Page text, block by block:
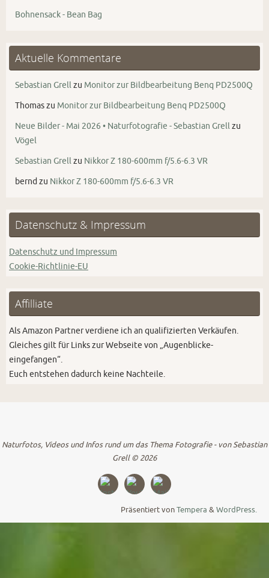
Bohnensack - Bean Bag
Aktuelle Kommentare
Sebastian Grellzu Monitor zur Bildbearbeitung Benq PD2500Q
Thomaszu Monitor zur Bildbearbeitung Benq PD2500Q
Neue Bilder - Mai 2026 • Naturfotografie - Sebastian Grellzu
Vögel
Sebastian Grellzu Nikkor Z 180-600mm f/5.6-6.3 VR
bernd zu Nikkor Z 180-600mm f/5.6-6.3 VR
Datenschutz & Impressum
Datenschutz und Impressum
Cookie-Richtlinie-EU
Affilliate
Als Amazon Partner verdiene ich an qualifizierten Verkäufen.
Gleiches gilt für Links zur Webseite von „Augenblicke-
eingefangen“.
Euch entstehen dadurch keine Nachteile.
Naturfotos, Videos und Infos rund um das Thema Fotografie - von Sebastian
Grell © 2026
Präsentiert vonTempera &WordPress.